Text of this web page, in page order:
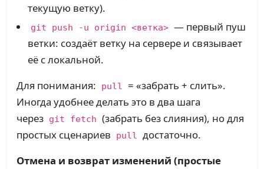
текущую ветку).
git push -u origin <ветка> — первый пуш
ветки: создаёт ветку на сервере и связывает
её с локальной.
Для понимания:
pull
= «забрать + слить».
Иногда удобнее делать это в два шага
через git fetch (забрать без слияния), но для
простых сценариев
pull
достаточно.
Отмена и возврат изменений (простые